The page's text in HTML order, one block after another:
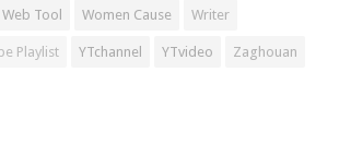
Web Tool Women Cause Writer
Playlist YTchannel YTvideo Zaghouan